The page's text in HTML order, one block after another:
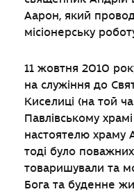
Аарон, який
місіонерську
11 жовтня 2010
на служіння до
Киселиці (на той
Павлівському
настоятелю храму
тоді було
товаришували та
Бога та буденне